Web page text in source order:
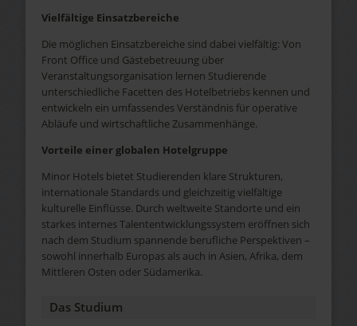
Vielfältige Einsatzbereiche
Die möglichen Einsatzbereiche sind dabei vielfältig: Von
Front Office und Gästebetreuung über
Veranstaltungsorganisation lernen Studierende
unterschiedliche Facetten des Hotelbetriebs kennen und
entwickeln ein umfassendes Verständnis für operative
Abläufe und wirtschaftliche Zusammenhänge.
Vorteile einer globalen Hotelgruppe
Minor Hotels bietet Studierenden klare Strukturen,
internationale Standards und gleichzeitig vielfältige
kulturelle Einflüsse. Durch weltweite Standorte und ein
starkes internes Talententwicklungssystem eröffnen sich
nach dem Studium spannende berufliche Perspektiven –
sowohl innerhalb Europas als auch in Asien, Afrika, dem
Mittleren Osten oder Südamerika.
Das Studium